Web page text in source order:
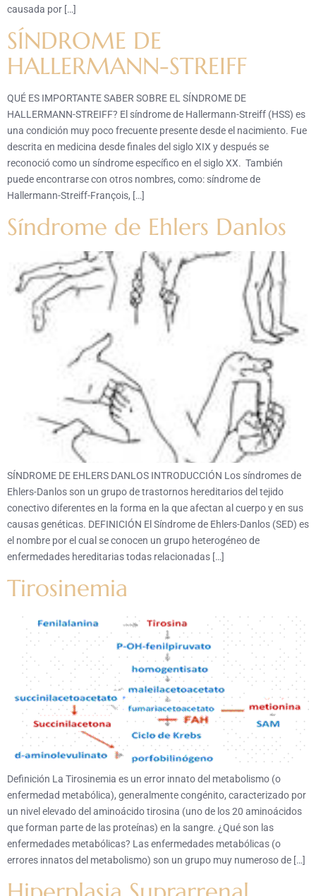
causada por […]
SÍNDROME DE
HALLERMANN-STREIFF
QUÉ ES IMPORTANTE SABER SOBRE EL SÍNDROME DE
HALLERMANN-STREIFF? El síndrome de Hallermann-Streiff (HSS) es
una condición muy poco frecuente presente desde el nacimiento. Fue
descrita en medicina desde finales del siglo XIX y después se
reconoció como un síndrome específico en el siglo XX. También
puede encontrarse con otros nombres, como: síndrome de
Hallermann-Streiff-François, […]
Síndrome de Ehlers Danlos
SÍNDROME DE EHLERS DANLOS INTRODUCCIÓN Los síndromes de
Ehlers-Danlos son un grupo de trastornos hereditarios del tejido
conectivo diferentes en la forma en la que afectan al cuerpo y en sus
causas genéticas. DEFINICIÓN El Síndrome de Ehlers-Danlos (SED) es
el nombre por el cual se conocen un grupo heterogéneo de
enfermedades hereditarias todas relacionadas […]
Tirosinemia
Definición La Tirosinemia es un error innato del metabolismo (o
enfermedad metabólica), generalmente congénito, caracterizado por
un nivel elevado del aminoácido tirosina (uno de los 20 aminoácidos
que forman parte de las proteínas) en la sangre. ¿Qué son las
enfermedades metabólicas? Las enfermedades metabólicas (o
errores innatos del metabolismo) son un grupo muy numeroso de […]